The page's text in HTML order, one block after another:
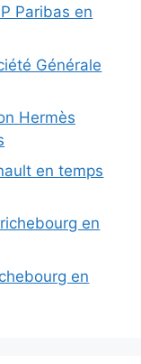
Paribas en
Générale
Hermès
en temps
en
en